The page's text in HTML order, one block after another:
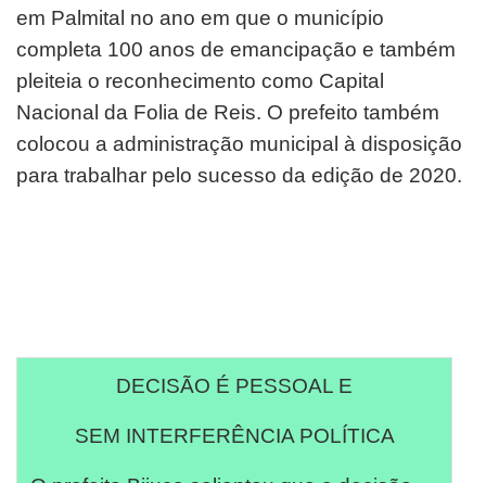
em Palmital no ano em que o município
completa 100 anos de emancipação e também
pleiteia o reconhecimento como Capital
Nacional da Folia de Reis. O prefeito também
colocou a administração municipal à disposição
para trabalhar pelo sucesso da edição de 2020.
DECISÃO É PESSOAL E
SEM INTERFERÊNCIA POLÍTICA